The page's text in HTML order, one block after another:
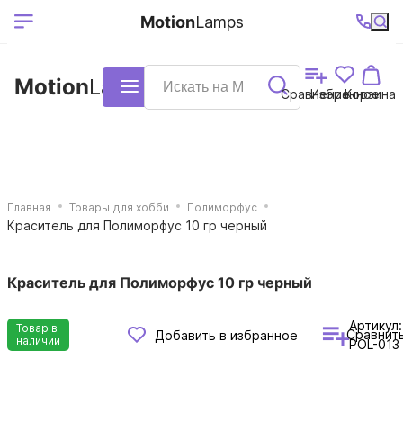
Ваш регион
Выберите ваш
+7 (495)740-
38-68
График
работы
MotionLamps Каталог Сравнение
Избранное
Корзина
MotionLamps
Главная Товары для хобби Полиморфус
Краситель для Полиморфус 10 гр черный
Краситель для Полиморфус 10 гр черный
Товар в
наличии
Добавить в избранное
Артикул:
POL-013